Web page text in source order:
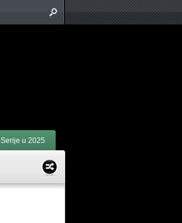
Serije u 2025